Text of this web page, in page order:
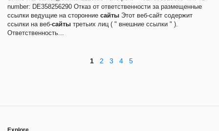
number: DE358256290 Отказ от ответственности за размещенные
ссылки ведущие на сторонние сайты Этот веб-сайт содержит
ссылки на веб-сайты третьих лиц ( " внешние ссылки " ).
Ответственность...
1 2 3 4 5